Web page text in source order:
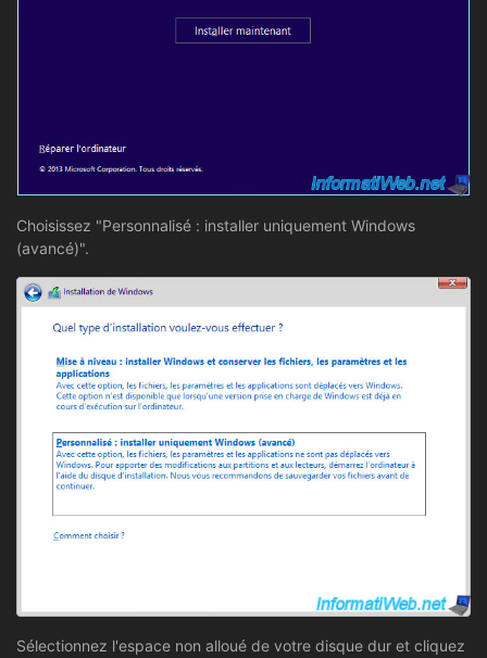
Choisissez "Personnalisé : installer uniquement Windows
(avancé)".
Sélectionnez l'espace non alloué de votre disque dur et cliquez